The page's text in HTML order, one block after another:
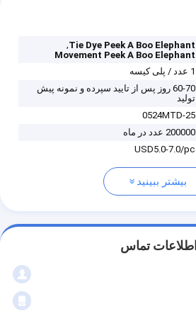
Tie Dye Peek A Boo Elephant
,
Movement Peek A Boo Elephant
1 عدد / پلی کیسه
60-70 روز پس از تایید سپرده و نمونه پیش
تولید
0524MTD-25
200000 عدد در ماه
USD5.0-7.0/pc
بیشتر ببینید
اطلاعات تماس